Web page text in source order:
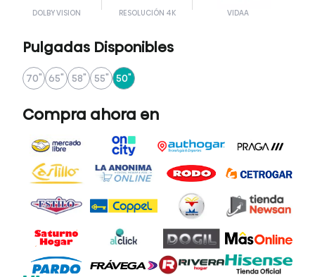
DOLBY VISION RESOLUCIÓN 4K VIDAA
Pulgadas Disponibles
70" 65" 58" 55" 50"
Compra ahora en